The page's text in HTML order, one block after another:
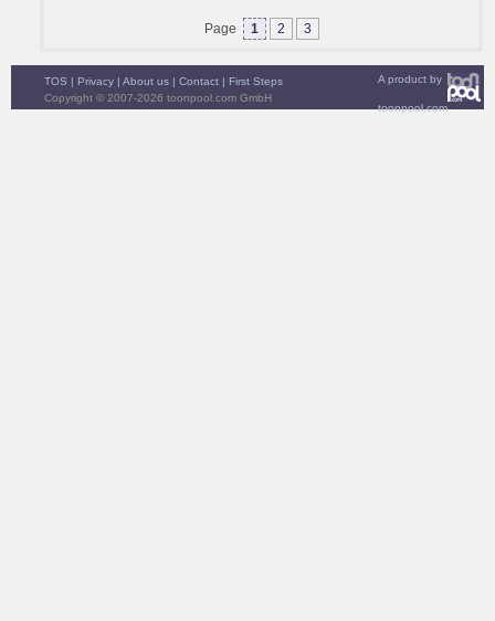
Page 1 2 3
A product by
toonpool.com
TOS | Privacy | About us | Contact | First Steps
Copyright © 2007-2026 toonpool.com GmbH